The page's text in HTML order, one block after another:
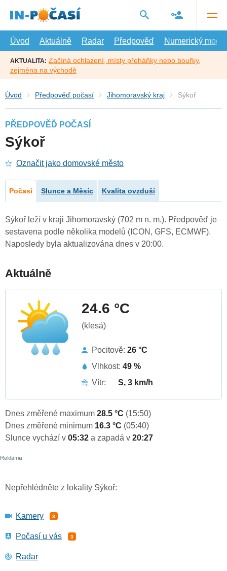
hlavní
Úvod
Aktuálně Radar Předpověď Numerický model
AKTUALITA: Začíná ochlazení, místy přeháňky nebo bouřky,
zejména na východě
Úvod Předpověď počasí Jihomoravský kraj Sýkoř
PŘEDPOVĚĎ POČASÍ
Sýkoř
Označit jako domovské město
Počasí Slunce a Měsíc Kvalita ovzduší
Sýkoř leží v kraji Jihomoravský (702 m n. m.). Předpověď je
sestavena podle několika modelů (ICON, GFS, ECMWF).
Naposledy byla aktualizována dnes v 20:00.
Aktuálně
24.6 °C
(klesá)
Pocitově: 26 °C
Vlhkost: 49 %
Vítr:
S, 3 km/h
Dnes změřené maximum 28.5 °C (15:50)
Dnes změřené minimum 16.3 °C (05:40)
Slunce vychází v 05:32 a zapadá v 20:27
Nepřehlédněte z lokality Sýkoř:
Kamery 3
Počasí u vás 3
Radar